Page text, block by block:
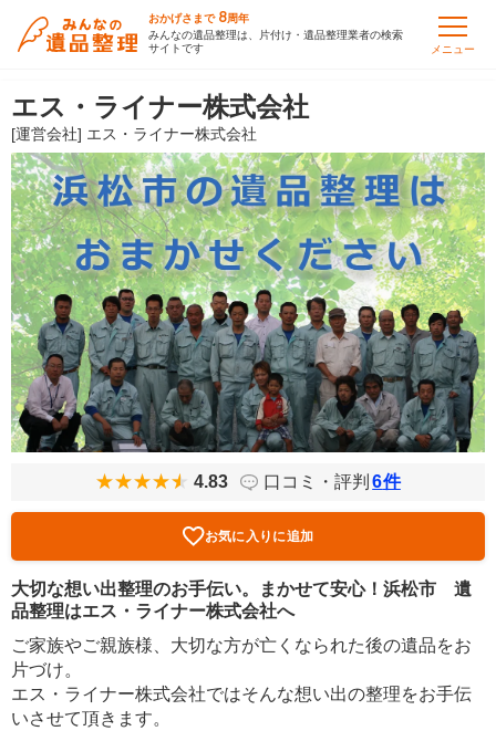
おかげさまで 8周年
みんなの遺品整理は、片付け・遺品整理業者の検索
サイトです
メニュー
エス・ライナー株式会社
[運営会社] エス・ライナー株式会社
4.83 口コミ・評判 6件
お気に入りに追加
大切な想い出整理のお手伝い。まかせて安心！浜松市 遺
品整理はエス・ライナー株式会社へ
ご家族やご親族様、大切な方が亡くなられた後の遺品をお
片づけ。
エス・ライナー株式会社ではそんな想い出の整理をお手伝
いさせて頂きます。